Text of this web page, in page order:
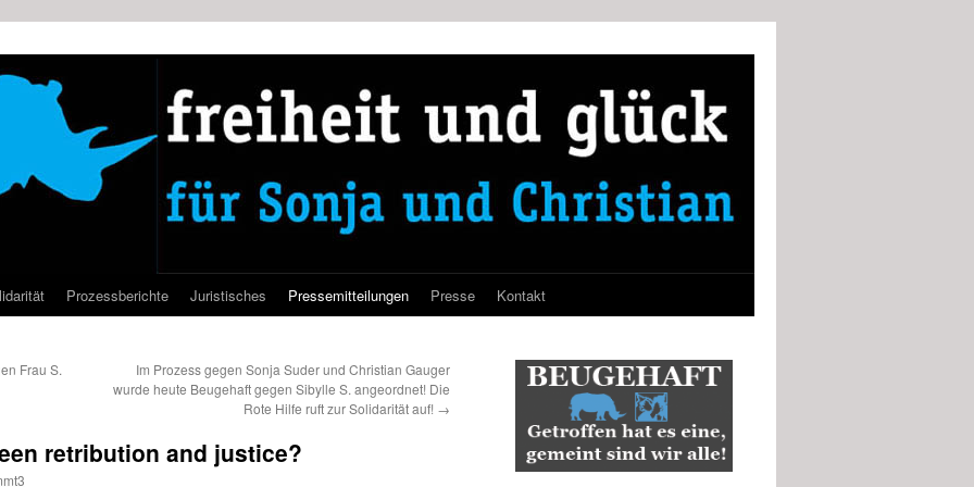
Prozessberichte Juristisches Pressemitteilungen Presse Kontakt
Frau S.
Im Prozess gegen Sonja Suder und Christian Gauger
wurde heute Beugehaft gegen Sibylle S. angeordnet! Die
Rote Hilfe ruft zur Solidarität auf! →
retribution and justice?